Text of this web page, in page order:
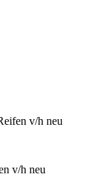
v/h neu
v/h neu